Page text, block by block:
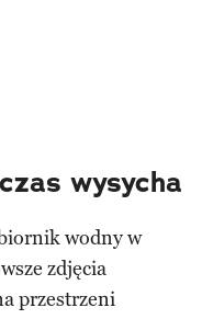
wysycha
wodny w
zdjęcia
przestrzeni